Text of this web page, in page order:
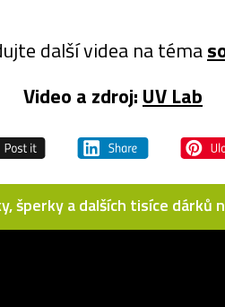
další videa na téma
Video a zdroj: UV Lab
šperky a dalších tisíce dárků